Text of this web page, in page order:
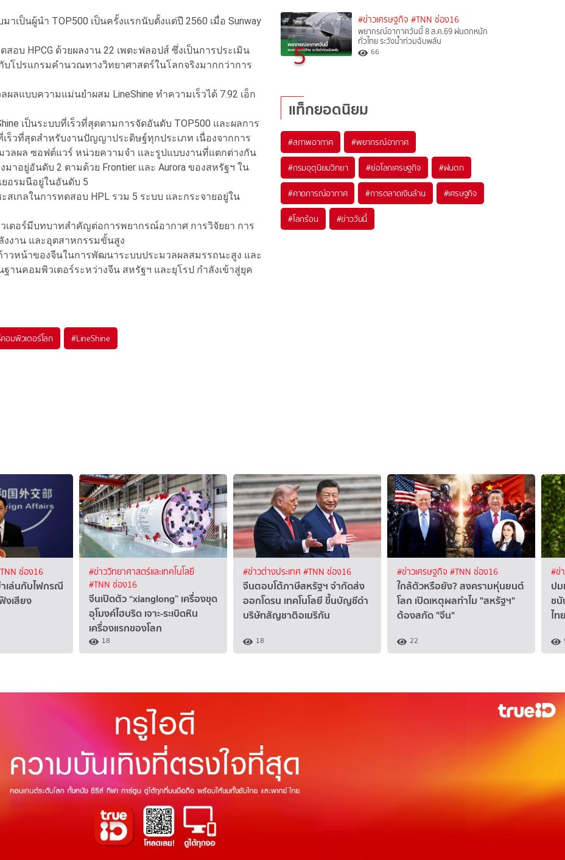
เป็นผู้นำ TOP500 เป็นครั้งแรกนับตั้งแต่ปี 2560 เมื่อ Sunway
อบ HPCG ด้วยผลงาน 22 เพตะฟลอปส์ ซึ่งเป็นการประเมิน
โปรแกรมคำนวณทางวิทยาศาสตร์ในโลกจริงมากกว่าการ
ลแบบความแม่นยำผสม LineShine ทำความเร็วได้ 7.92 เอ็ก
เป็นระบบที่เร็วที่สุดตามการจัดอันดับ TOP500 และผลการ
ร็วที่สุดสำหรับงานปัญญาประดิษฐ์ทุกประเภท เนื่องจากการ
วลผล ซอฟต์แวร์ หน่วยความจำ และรูปแบบงานที่แตกต่างกัน
าอยู่อันดับ 2 ตามด้วย Frontier และ Aurora ของสหรัฐฯ ใน
ยอรมนีอยู่ในอันดับ 5
เกลในการทดสอบ HPL รวม 5 ระบบ และกระจายอยู่ใน
เตอร์มีบทบาทสำคัญต่อการพยากรณ์อากาศ การวิจัยยา การ
งงาน และอุตสาหกรรมขั้นสูง
าวหน้าของจีนในการพัฒนาระบบประมวลผลสมรรถนะสูง และ
นคอมพิวเตอร์ระหว่างจีน สหรัฐฯ และยุโรป กำลังเข้าสู่ยุค
อมพิวเตอร์โลก #LineShine
5
#ข่าวเศรษฐกิจ #TNN ช่อง16
พยากรณ์อากาศวันนี้ 8 ส.ค.69 ฝนตกหนัก
ทั่วไทย ระวังน้ำท่วมฉับพลัน
66
แท็กยอดนิยม
#สภาพอากาศ #พยากรณ์อากาศ
#กรมอุตุนิยมวิทยา #ย่อโลกเศรษฐกิจ #ฝนตก
#คาดการณ์อากาศ #การตลาดเงินล้าน #เศรษฐกิจ
#โลกร้อน #ข่าววันนี้
ช่อง16
เล่นกับไฟกรณี
งเสียง
#ข่าววิทยาศาสตร์และเทคโนโลยี
#TNN ช่อง16
จีนเปิดตัว “xianglong” เครื่องขุด
อุโมงค์ไฮบริด เจาะ-ระเบิดหิน
เครื่องแรกของโลก
18
#ข่าวต่างประเทศ #TNN ช่อง16
จีนตอบโต้ภาษีสหรัฐฯ จำกัดส่ง
ออกโดรน เทคโนโลยี ขึ้นบัญชีดำ
บริษัทสัญชาติอเมริกัน
18
#ข่าวเศรษฐกิจ #TNN ช่อง16
ใกล้ตัวหรือยัง? สงครามหุ่นยนต์
โลก เปิดเหตุผลทำไม "สหรัฐฯ"
ต้องสกัด "จีน"
22
#ข่
ป
ช
ไ